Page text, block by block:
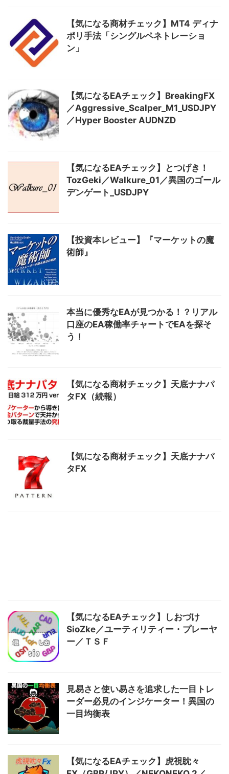
【気になる商材チェック】MT4 ディナ
ポリ手法「シングルペネトレーショ
ン」
【気になるEAチェック】BreakingFX
／Aggressive_Scalper_M1_USDJPY
／Hyper Booster AUDNZD
【気になるEAチェック】とつげき！
TozGeki／Walkure_01／異国のゴール
デンゲート_USDJPY
【投資本レビュー】『マーケットの魔
術師』
本当に優秀なEAが見つかる！？リアル
口座のEA稼働率チャートでEAを探そ
う！
【気になる商材チェック】天底ナナパ
タFX（続報）
【気になる商材チェック】天底ナナパ
タFX
【気になるEAチェック】しおづけ
SioZke／ユーティリティー・プレーヤ
ー／ＴＳＦ
見易さと使い易さを追求した一目トレ
ーダー必見のインジケーター！異国の
一目均衡表
【気になるEAチェック】虎視眈々